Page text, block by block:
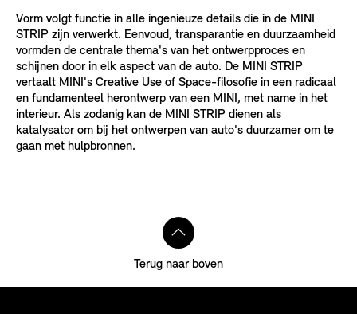
Vorm volgt functie in alle ingenieuze details die in de MINI
STRIP zijn verwerkt. Eenvoud, transparantie en duurzaamheid
vormden de centrale thema's van het ontwerpproces en
schijnen door in elk aspect van de auto. De MINI STRIP
vertaalt MINI's Creative Use of Space-filosofie in een radicaal
en fundamenteel herontwerp van een MINI, met name in het
interieur. Als zodanig kan de MINI STRIP dienen als
katalysator om bij het ontwerpen van auto's duurzamer om te
gaan met hulpbronnen.
Terug naar boven